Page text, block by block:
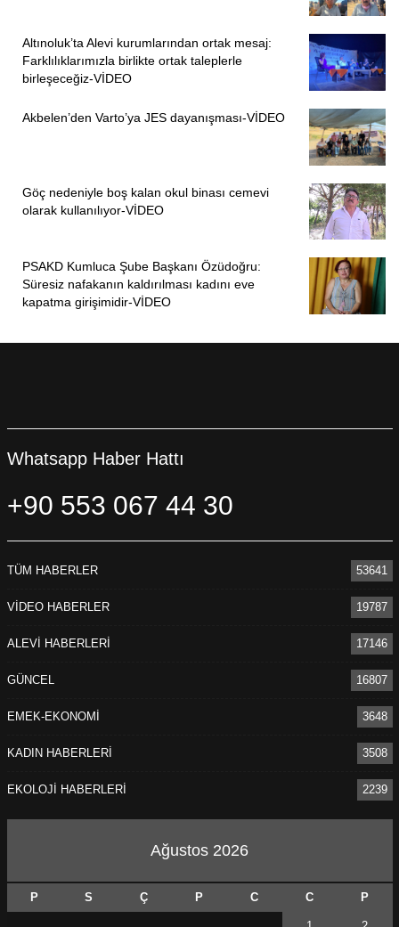
Altınoluk’ta Alevi kurumlarından ortak mesaj:
Farklılıklarımızla birlikte ortak taleplerle
birleşeceğiz-VİDEO
Akbelen’den Varto’ya JES dayanışması-VİDEO
Göç nedeniyle boş kalan okul binası cemevi
olarak kullanılıyor-VİDEO
PSAKD Kumluca Şube Başkanı Özüdoğru:
Süresiz nafakanın kaldırılması kadını eve
kapatma girişimidir-VİDEO
Whatsapp Haber Hattı
+90 553 067 44 30
TÜM HABERLER 53641
VİDEO HABERLER 19787
ALEVİ HABERLERİ 17146
GÜNCEL 16807
EMEK-EKONOMİ 3648
KADIN HABERLERİ 3508
EKOLOJİ HABERLERİ 2239
Ağustos 2026
P S Ç P C C P